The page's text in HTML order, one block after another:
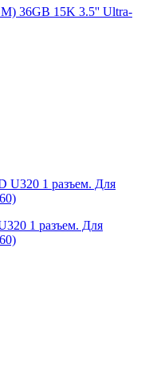
36GB 15K 3.5'' Ultra-
1 разъем. Для